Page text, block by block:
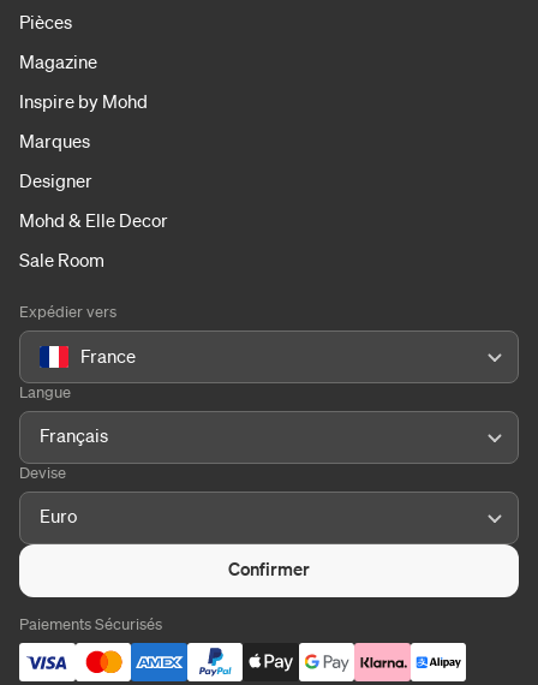
Pièces
Magazine
Inspire by Mohd
Marques
Designer
Mohd & Elle Decor
Sale Room
Expédier vers
France
Langue
Français
Devise
Euro
Confirmer
Paiements Sécurisés